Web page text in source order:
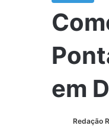
em
Redação